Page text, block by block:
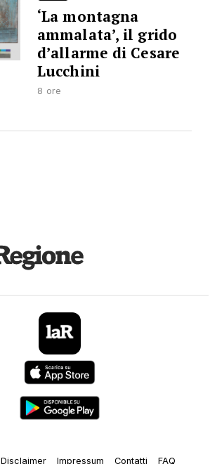
‘La montagna
ammalata’, il grido
d’allarme di Cesare
Lucchini
8 ore
Disclaimer Impressum Contatti FAQ